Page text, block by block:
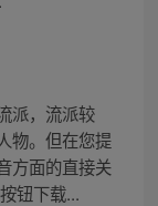
派，流派较
物。但在您提
方面的直接关
钮下载...